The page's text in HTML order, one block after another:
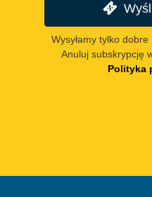
Wysyłamy tylko
Anuluj subskrypcję
Polityka